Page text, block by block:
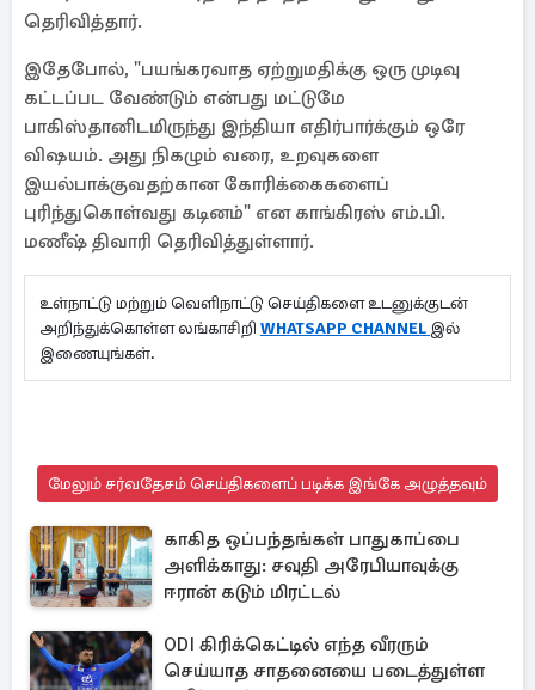
தெரிவித்தார்.
இதேபோல், "பயங்கரவாத ஏற்றுமதிக்கு ஒரு முடிவு
கட்டப்பட வேண்டும் என்பது மட்டுமே
பாகிஸ்தானிடமிருந்து இந்தியா எதிர்பார்க்கும் ஒரே
விஷயம். அது நிகழும் வரை, உறவுகளை
இயல்பாக்குவதற்கான கோரிக்கைகளைப்
புரிந்துகொள்வது கடினம்" என காங்கிரஸ் எம்.பி.
மணீஷ் திவாரி தெரிவித்துள்ளார்.
உள்நாட்டு மற்றும் வெளிநாட்டு செய்திகளை உடனுக்குடன்
அறிந்துக்கொள்ள லங்காசிறி WHATSAPP CHANNEL இல்
இணையுங்கள்.
மேலும் சர்வதேசம் செய்திகளைப் படிக்க இங்கே அழுத்தவும்
காகித ஒப்பந்தங்கள் பாதுகாப்பை
அளிக்காது: சவுதி அரேபியாவுக்கு
ஈரான் கடும் மிரட்டல்
ODI கிரிக்கெட்டில் எந்த வீரரும்
செய்யாத சாதனையை படைத்துள்ள